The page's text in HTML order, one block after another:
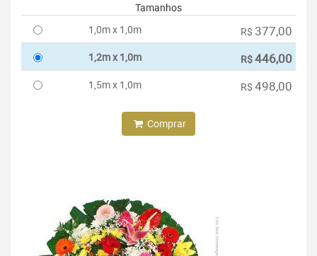
Tamanhos
1,0m x 1,0m
R$ 377,00
1,2m x 1,0m R$446,00
1,5m x 1,0m R$ 498,00
Comprar